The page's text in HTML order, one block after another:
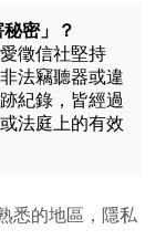
密」？
徵信社堅持
法竊聽器或違
紀錄，皆經過
法庭上的有效
悉的地區，隱私